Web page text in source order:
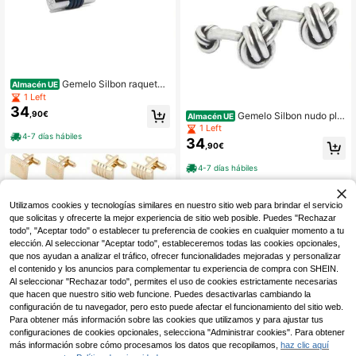
Almacén UE Gemelo Silbon raquetas
marino plateado para hombre
1 Left
34 ,90€
4-7 días hábiles
Almacén UE Gemelo Silbon nudo plat
a envejecida logotipo para hombre
1 Left
34 ,90€
4-7 días hábiles
Utilizamos cookies y tecnologías similares en nuestro sitio web para brindar el servicio
que solicitas y ofrecerte la mejor experiencia de sitio web posible. Puedes "Rechazar
todo", "Aceptar todo" o establecer tu preferencia de cookies en cualquier momento a tu
elección. Al seleccionar "Aceptar todo", estableceremos todas las cookies opcionales,
que nos ayudan a analizar el tráfico, ofrecer funcionalidades mejoradas y personalizar
el contenido y los anuncios para complementar tu experiencia de compra con SHEIN.
Al seleccionar "Rechazar todo", permites el uso de cookies estrictamente necesarias
que hacen que nuestro sitio web funcione. Puedes desactivarlas cambiando la
configuración de tu navegador, pero esto puede afectar el funcionamiento del sitio web.
Para obtener más información sobre las cookies que utilizamos y para ajustar tus
configuraciones de cookies opcionales, selecciona "Administrar cookies". Para obtener
más información sobre cómo procesamos los datos que recopilamos, haz clic aquí